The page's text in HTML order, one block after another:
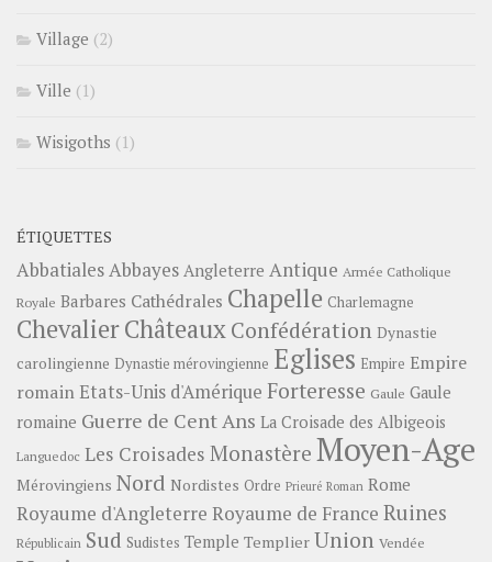
Village (2)
Ville (1)
Wisigoths (1)
ÉTIQUETTES
AbbatialesAbbayes Angleterre Antique Armée Catholique
Royale Barbares Cathédrales Chapelle Charlemagne
ChevalierChâteauxConfédération Dynastie
carolingienne Dynastie mérovingienne Eglises Empire Empire
romainEtats-Unis d'Amérique Forteresse Gaule Gaule
romaine Guerre de Cent Ans La Croisade des Albigeois
Languedoc Les Croisades Monastère Moyen-Age
Mérovingiens Nord Nordistes Ordre Prieuré Roman Rome
Royaume d'Angleterre Royaume de France Ruines
Républicain Sud Sudistes Temple Templier Union Vendée